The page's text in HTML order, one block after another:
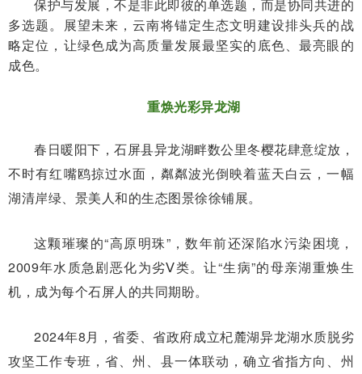
保护与发展，不是非此即彼的单选题，而是协同共进的
多选题。展望未来，云南将锚定生态文明建设排头兵的战
略定位，让绿色成为高质量发展最坚实的底色、最亮眼的
成色。
重焕光彩异龙湖
春日暖阳下，石屏县异龙湖畔数公里冬樱花肆意绽放，
不时有红嘴鸥掠过水面，粼粼波光倒映着蓝天白云，一幅
湖清岸绿、景美人和的生态图景徐徐铺展。
这颗璀璨的“高原明珠”，数年前还深陷水污染困境，
2009年水质急剧恶化为劣Ⅴ类。让“生病”的母亲湖重焕生
机，成为每个石屏人的共同期盼。
2024年8月，省委、省政府成立杞麓湖异龙湖水质脱劣
攻坚工作专班，省、州、县一体联动，确立省指方向、州